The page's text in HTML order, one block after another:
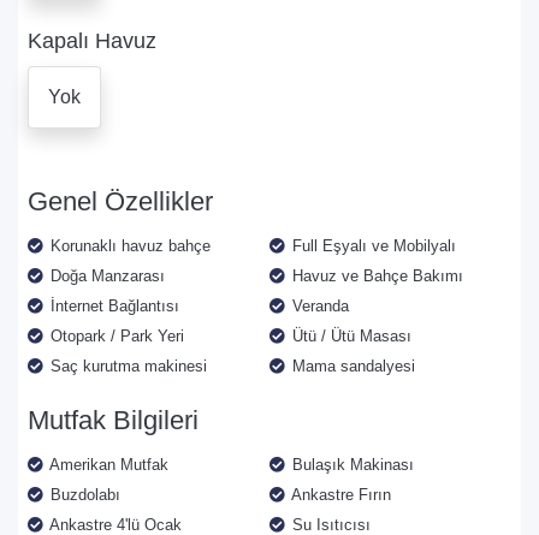
Kapalı Havuz
Yok
Genel Özellikler
Korunaklı havuz bahçe
Full Eşyalı ve Mobilyalı
Doğa Manzarası
Havuz ve Bahçe Bakımı
İnternet Bağlantısı
Veranda
Otopark / Park Yeri
Ütü / Ütü Masası
Saç kurutma makinesi
Mama sandalyesi
Mutfak Bilgileri
Amerikan Mutfak
Bulaşık Makinası
Buzdolabı
Ankastre Fırın
Ankastre 4'lü Ocak
Su Isıtıcısı